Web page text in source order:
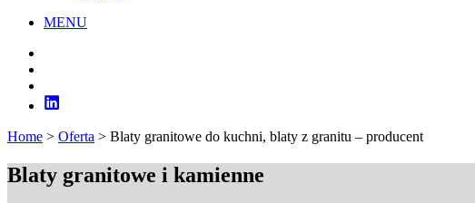
MENU
Home > Oferta > Blaty granitowe do kuchni, blaty z granitu – producent
Blaty granitowe i kamienne